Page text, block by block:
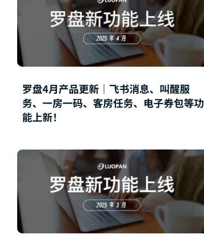
罗盘4月产品更新｜飞书消息、叫醒服
务、一房一码、客房任务、电子券包等功
能上新！